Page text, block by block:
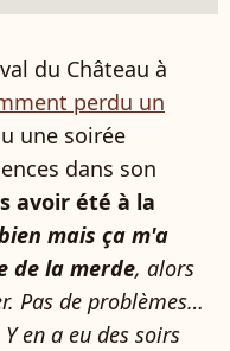
du Château à
perdu un
une soirée
dans son
avoir été à la
mais ça m'a
de la merde, alors
Pas de problèmes…
en a eu des soirs